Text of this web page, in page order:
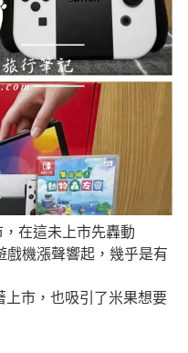
在這未上市先轟動
戲機漲聲響起，幾乎是有
上市，也吸引了米果想要